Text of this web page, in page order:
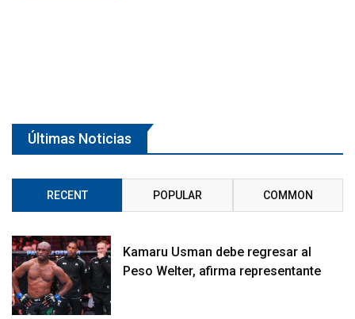
Últimas Noticias
RECENT POPULAR COMMON
Kamaru Usman debe regresar al
Peso Welter, afirma representante